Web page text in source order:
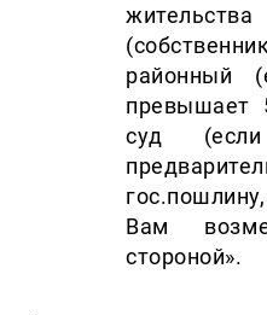
районный
превышает
суд
Вам
стороной».